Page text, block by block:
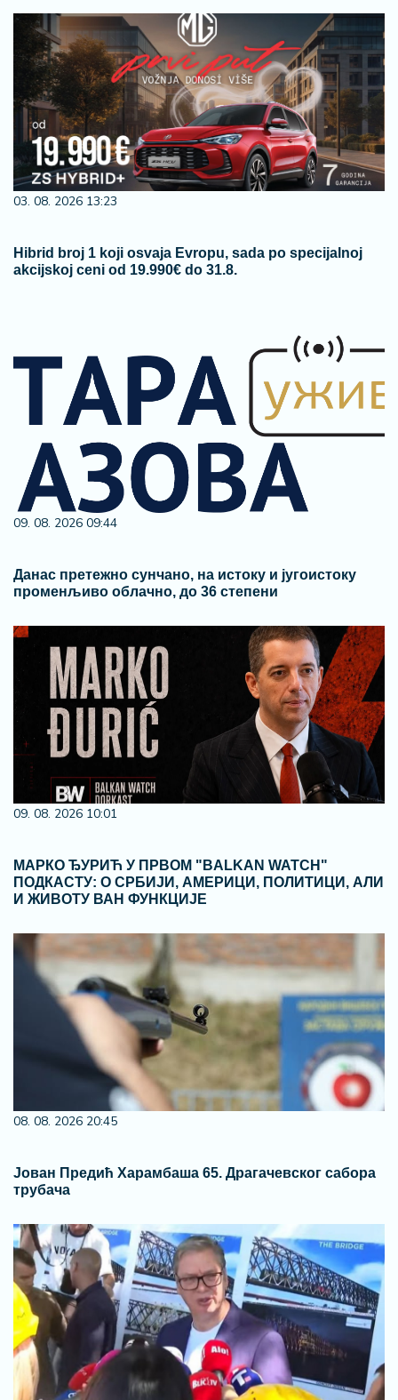
03. 08. 2026 13:23
Hibrid broj 1 koji osvaja Evropu, sada po specijalnoj
akcijskoj ceni od 19.990€ do 31.8.
09. 08. 2026 09:44
Данас претежно сунчано, на истоку и југоистоку
променљиво облачно, до 36 степени
09. 08. 2026 10:01
МАРКО ЂУРИЋ У ПРВОМ "BALKAN WATCH"
ПОДКАСТУ: О СРБИЈИ, АМЕРИЦИ, ПОЛИТИЦИ, АЛИ
И ЖИВОТУ ВАН ФУНКЦИЈЕ
08. 08. 2026 20:45
Јован Предић Харамбаша 65. Драгачевског сабора
трубача